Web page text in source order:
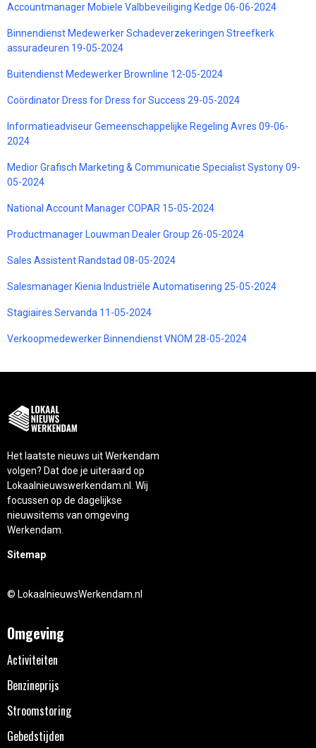
Accountmanager Mobiele Valbbeveiliging Kedge 06-06-2024
Binnendienst Medewerker Schadeverzekeringen Streefkerk
assuradeuren 19-05-2024
Buitendienst Medewerker Brownline 12-05-2024
Coördinator Dress for Dress for Success 29-05-2024
Informatieadviseur Gemeenschappelijke Regeling Avres 09-06-
2024
Medior Grafisch Marketing & Communicatie Specialist Systony 09-
05-2024
National Account Manager COPAR 15-05-2024
Productmanager Louwman Dealer Group 26-05-2024
Sales Assistent Randstad 08-05-2024
Salesmanager Kienia Industriële Automatisering 25-05-2024
Stagiaires Servanda 11-05-2024
Verkoopmedewerker Binnendienst VNOM 28-05-2024
Het laatste nieuws uit Werkendam
volgen? Dat doe je uiteraard op
Lokaalnieuwswerkendam.nl. Wij
focussen op de dagelijkse
nieuwsitems van omgeving
Werkendam.
Sitemap
© LokaalnieuwsWerkendam.nl
Omgeving
Activiteiten
Benzineprijs
Stroomstoring
Gebedstijden